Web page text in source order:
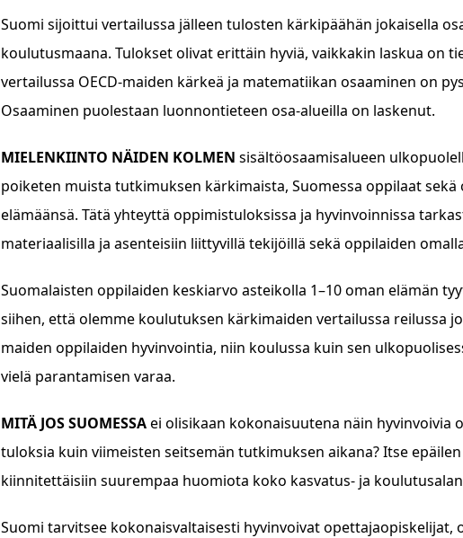
Suomi sijoittui vertailussa jälleen tulosten kärkipäähän jokaisella
koulutusmaana. Tulokset olivat erittäin hyviä, vaikkakin laskua on
vertailussa OECD-maiden kärkeä ja matematiikan osaaminen on
Osaaminen puolestaan luonnontieteen osa-alueilla on laskenut.
MIELENKIINTO NÄIDEN KOLMEN sisältöosaamisalueen
poiketen muista tutkimuksen kärkimaista, Suomessa oppilaat
elämäänsä. Tätä yhteyttä oppimistuloksissa ja hyvinvoinnissa
materiaalisilla ja asenteisiin liittyvillä tekijöillä sekä oppilaiden
Suomalaisten oppilaiden keskiarvo asteikolla 1–10 oman elämän
siihen, että olemme koulutuksen kärkimaiden vertailussa reilussa
maiden oppilaiden hyvinvointia, niin koulussa kuin sen
vielä parantamisen varaa.
MITÄ JOS SUOMESSAei olisikaan kokonaisuutena näin hyvinvoivia
tuloksia kuin viimeisten seitsemän tutkimuksen aikana? Itse
kiinnitettäisiin suurempaa huomiota koko kasvatus- ja
Suomi tarvitsee kokonaisvaltaisesti hyvinvoivat